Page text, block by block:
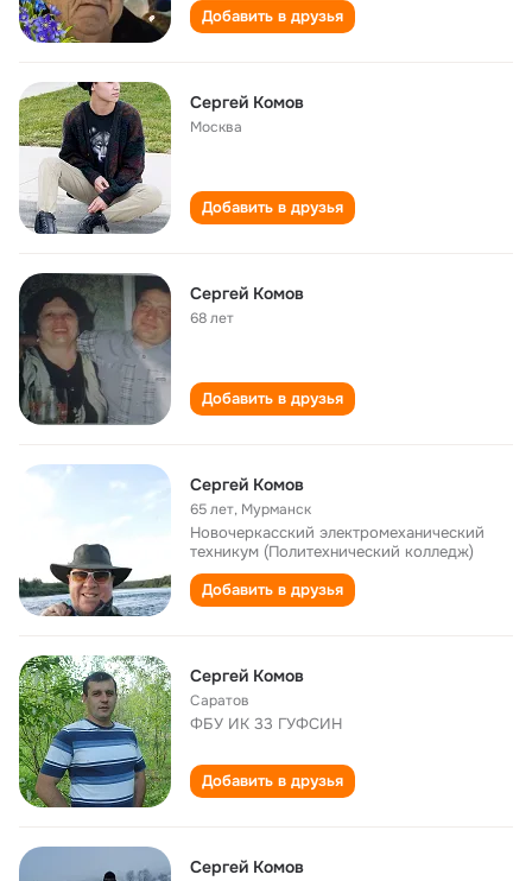
Добавить в друзья
Сергей Комов
Москва
Добавить в друзья
Сергей Комов
68 лет
Добавить в друзья
Сергей Комов
65 лет, Мурманск
Новочеркасский электромеханический
техникум (Политехнический колледж)
Добавить в друзья
Сергей Комов
Саратов
ФБУ ИК 33 ГУФСИН
Добавить в друзья
Сергей Комов